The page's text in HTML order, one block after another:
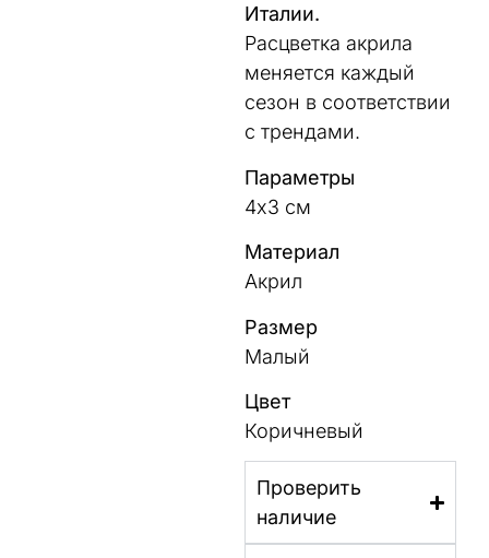
Италии.
Расцветка акрила
меняется каждый
сезон в соответствии
с трендами.
Параметры
4х3 см
Материал
Акрил
Размер
Малый
Цвет
Коричневый
Проверить
наличие